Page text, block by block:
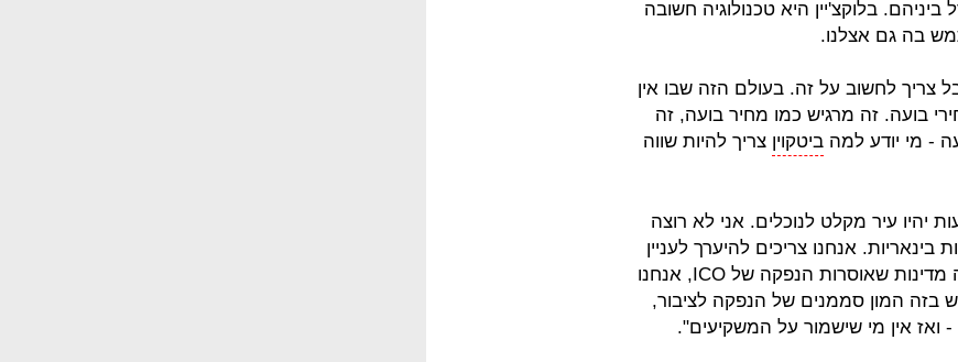
בלוקצ'יין היא טכנולוגיה חשובה
בה גם אצלנו.
צריך לחשוב על זה. בעולם הזה שבו אין
בועה. זה מרגיש כמו מחיר בועה, זה
- מי יודע למה ביטקוין צריך להיות שווה
יהיו עיר מקלט לנוכלים. אני לא רוצה
אנחנו צריכים להיערך לעניין
הזה, ומיניתי צוות לתחום. בעולם יש מאה מדינות שאוסרות הנפקה של ICO, אנחנו
בזה המון סממנים של הנפקה לציבור,
ואז אין מי שישמור על המשקיעים".